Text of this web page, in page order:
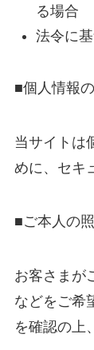
る場合
法令に
■個人情報
当サイトは
めに、セキ
■ご本人の
お客さまが
などをご希
を確認の上